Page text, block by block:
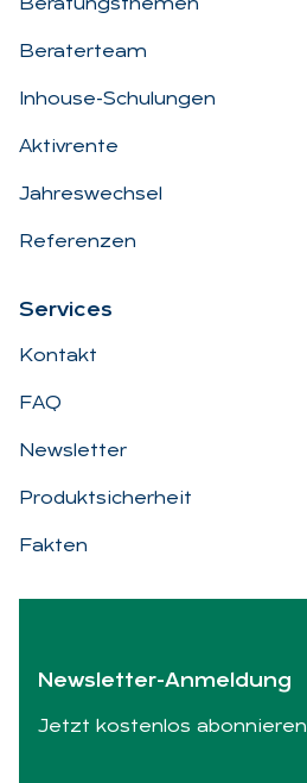
Beratungsthemen
Beraterteam
Inhouse-Schulungen
Aktivrente
Jahreswechsel
Referenzen
Ser­vices
Kontakt
FAQ
Newsletter
Produktsicherheit
Fakten
News­let­ter-An­mel­dung
Jetzt kostenlos